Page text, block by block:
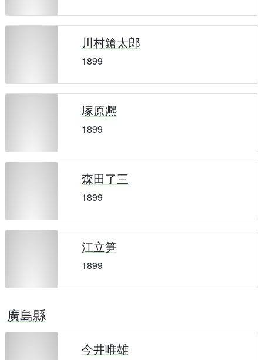
川村鎗太郎
1899
塚原凞
1899
森田了三
1899
江立笋
1899
廣島縣
今井唯雄